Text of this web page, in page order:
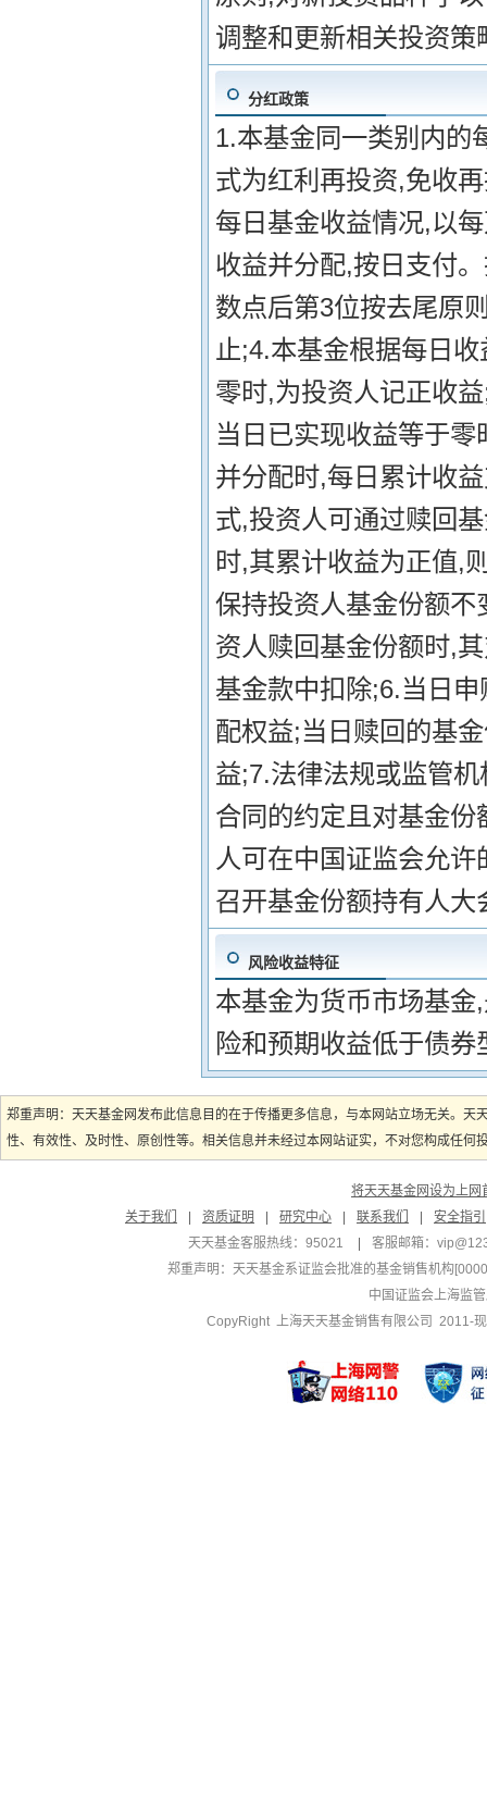
调整和更新相关投资
分红政策
1.本基金同一类别内的
式为红利再投资,免收
每日基金收益情况,以
收益并分配,按日支付
数点后第3位按去尾原
止;4.本基金根据每日
零时,为投资人记正收
当日已实现收益等于
并分配时,每日累计收
式,投资人可通过赎回
时,其累计收益为正值,
保持投资人基金份额
资人赎回基金份额时,
基金款中扣除;6.当日
配权益;当日赎回的基
益;7.法律法规或监管
合同的约定且对基金
人可在中国证监会允
召开基金份额持有人大
风险收益特征
本基金为货币市场基
险和预期收益低于债
郑重声明：天天基金网发布此信息目的在于传播更多信息，与本网站立场无关。
性、有效性、及时性、原创性等。相关信息并未经过本网站证实，不对您构成任
将天天基金网设为上网
关于我们
资质证明 研究中心 联系我们
安全指引
天天基金客服热线：95021
客服邮箱：
郑重声明： 天天基金系证监会批准的基金销售机构
中国证监会上海监
CopyRight 上海天天基金销售有限公司 2011-